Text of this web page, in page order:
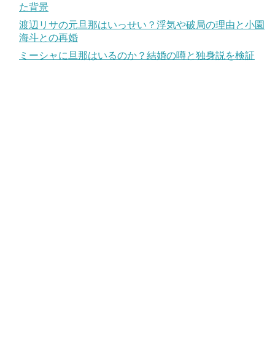
た背景
渡辺リサの元旦那はいっせい？浮気や破局の理由と小園
海斗との再婚
ミーシャに旦那はいるのか？結婚の噂と独身説を検証